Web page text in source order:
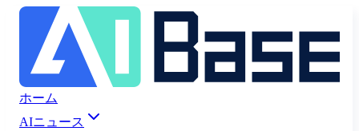
ホーム
AIニュース